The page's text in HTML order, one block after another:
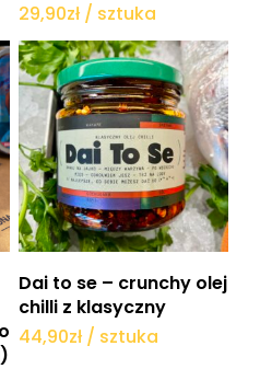
29,90zł / sztuka
Dodaj do koszyka
Dai to se – crunchy olej
chilli z klasyczny
44,90zł / sztuka